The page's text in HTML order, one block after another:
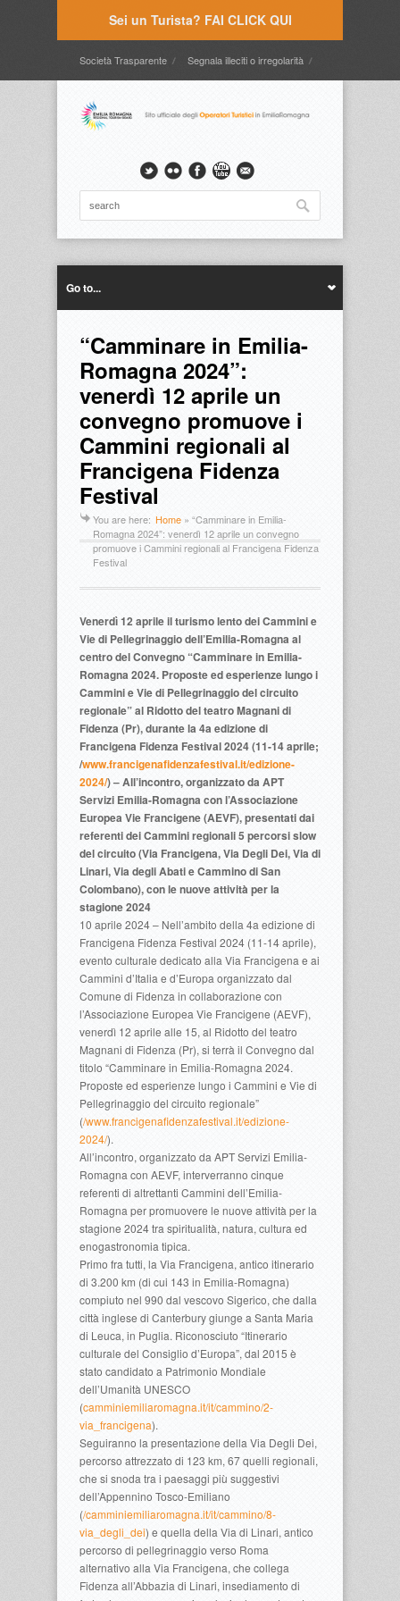
Sei un Turista? FAI CLICK QUI
Società Trasparente Segnala illeciti o irregolarità
Timbrature
Go to...
“Camminare in Emilia-
Romagna 2024”:
venerdì 12 aprile un
convegno promuove i
Cammini regionali al
Francigena Fidenza
Festival
You are here: Home » “Camminare in Emilia-
Romagna 2024”: venerdì 12 aprile un convegno
promuove i Cammini regionali al Francigena Fidenza
Festival
Venerdì 12 aprile il turismo lento dei Cammini e
Vie di Pellegrinaggio dell’Emilia-Romagna al
centro del Convegno “Camminare in Emilia-
Romagna 2024. Proposte ed esperienze lungo i
Cammini e Vie di Pellegrinaggio del circuito
regionale” al Ridotto del teatro Magnani di
Fidenza (Pr), durante la 4a edizione di
Francigena Fidenza Festival 2024 (11-14 aprile;
/www.francigenafidenzafestival.it/edizione-
2024/) – All’incontro, organizzato da APT
Servizi Emilia-Romagna con l’Associazione
Europea Vie Francigene (AEVF), presentati dai
referenti dei Cammini regionali 5 percorsi slow
del circuito (Via Francigena, Via Degli Dei, Via di
Linari, Via degli Abati e Cammino di San
Colombano), con le nuove attività per la
stagione 2024
10 aprile 2024 – Nell’ambito della 4a edizione di
Francigena Fidenza Festival 2024 (11-14 aprile),
evento culturale dedicato alla Via Francigena e ai
Cammini d’Italia e d’Europa organizzato dal
Comune di Fidenza in collaborazione con
l’Associazione Europea Vie Francigene (AEVF),
venerdì 12 aprile alle 15, al Ridotto del teatro
Magnani di Fidenza (Pr), si terrà il Convegno dal
titolo “Camminare in Emilia-Romagna 2024.
Proposte ed esperienze lungo i Cammini e Vie di
Pellegrinaggio del circuito regionale”
(/www.francigenafidenzafestival.it/edizione-
2024/).
All’incontro, organizzato da APT Servizi Emilia-
Romagna con AEVF, interverranno cinque
referenti di altrettanti Cammini dell’Emilia-
Romagna per promuovere le nuove attività per la
stagione 2024 tra spiritualità, natura, cultura ed
enogastronomia tipica.
Primo fra tutti, la Via Francigena, antico itinerario
di 3.200 km (di cui 143 in Emilia-Romagna)
compiuto nel 990 dal vescovo Sigerico, che dalla
città inglese di Canterbury giunge a Santa Maria
di Leuca, in Puglia. Riconosciuto “Itinerario
culturale del Consiglio d’Europa”, dal 2015 è
stato candidato a Patrimonio Mondiale
dell’Umanità UNESCO
(camminiemiliaromagna.it/it/cammino/2-
via_francigena).
Seguiranno la presentazione della Via Degli Dei,
percorso attrezzato di 123 km, 67 quelli regionali,
che si snoda tra i paesaggi più suggestivi
dell’Appennino Tosco-Emiliano
(/camminiemiliaromagna.it/it/cammino/8-
via_degli_dei) e quella della Via di Linari, antico
percorso di pellegrinaggio verso Roma
alternativo alla Via Francigena, che collega
Fidenza all’Abbazia di Linari, insediamento di